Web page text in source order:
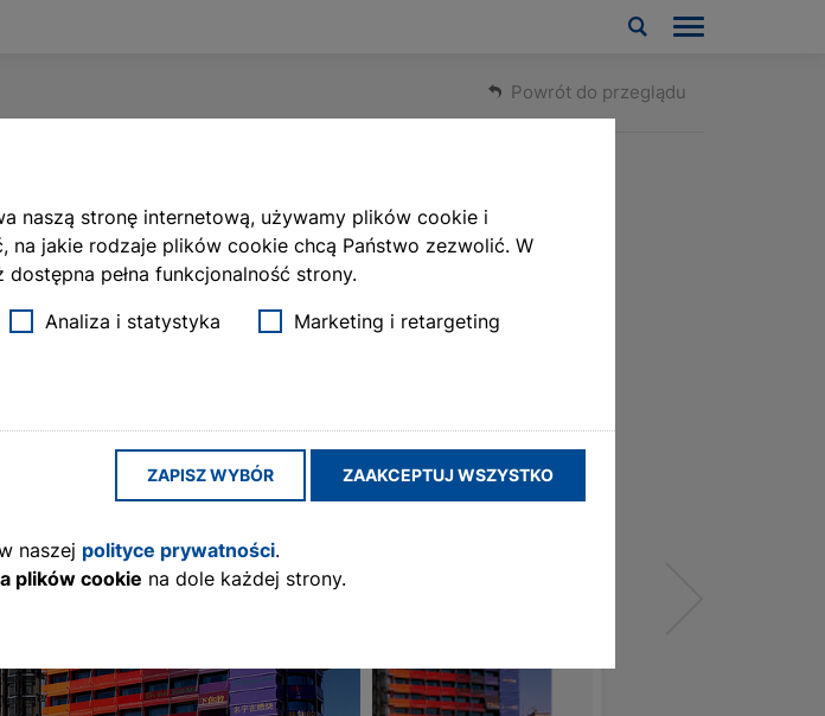
naszą stronę internetową, używamy plików cookie i
jakie rodzaje plików cookie chcą Państwo zezwolić. W
pełna funkcjonalność strony.
Analiza i statystyka Marketing i retargeting
ZAPISZ WYBÓR ZAAKCEPTUJ WSZYSTKO
naszej polityce prywatności.
plików cookie na dole każdej strony.
Powrót do przeglądu
America
of awnings